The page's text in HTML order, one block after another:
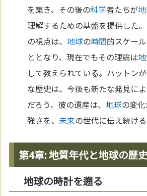
を築き、その後の科学者たちが
理解するための基盤を提供した
の視点は、地球の時間的スケー
ととなり、現在でもその理論は
して教えられている。ハットン
な歴史は、今後も新たな発見に
だろう。彼の遺産は、地球の変
強さを、未来の世代に伝え続ける
第4章: 地質年代と地球の歴史
地球の時計を遡る